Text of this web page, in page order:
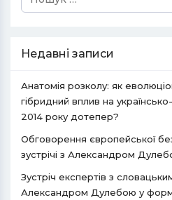
Недавні записи
Анатомія розколу: як
гібридний вплив на
2014 року дотепер?
Обговорення європейської
зустрічі з Александром
Зустріч експертів з
Александром Дулебою у